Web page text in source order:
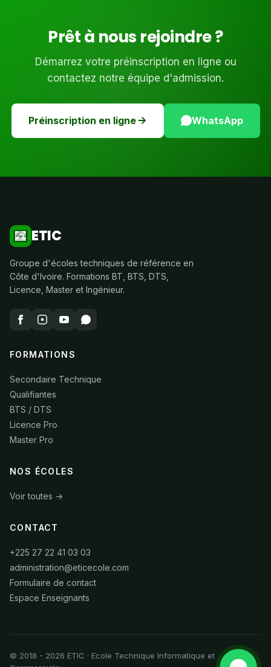
Prêt à nous rejoindre ?
Démarrez votre préinscription en ligne ou
contactez notre équipe d'admission.
Préinscription en ligne WhatsApp
ETIC
Groupe d'écoles techniques de référence en
Côte d'Ivoire. Formations BT, BTS, DTS,
Licence, Master et Ingénieur.
FORMATIONS
Secondaire Technique
Qualifiantes
BTS / DTS
Licence Pro
Master Pro
NOS ÉCOLES
Voir toutes →
CONTACT
+225 27 22 41 03 03
administration@eticecole.com
Formulaire de contact
Espace Enseignants
© 2018 - 2026 ETIC · Ecole Technique Informatique et